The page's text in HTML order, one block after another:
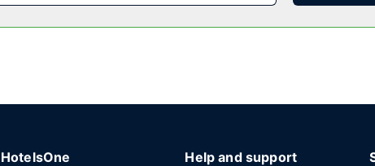
HotelsOne Help and support